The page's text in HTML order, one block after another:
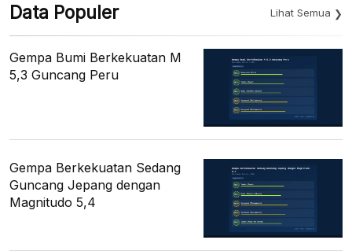
Data Populer Lihat Semua
Gempa Bumi Berkekuatan M
5,3 Guncang Peru
Gempa Berkekuatan Sedang
Guncang Jepang dengan
Magnitudo 5,4